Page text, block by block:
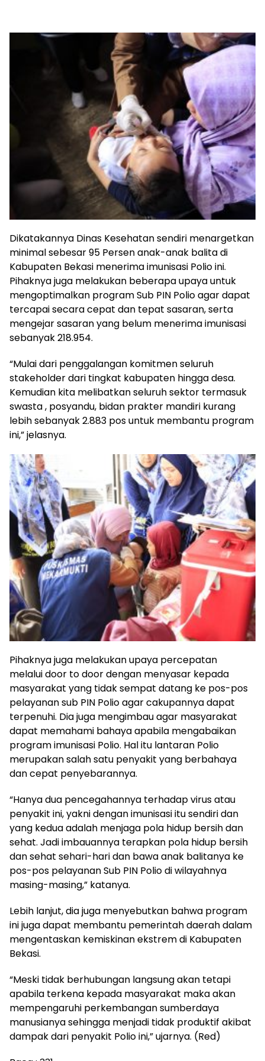
Dikatakannya Dinas Kesehatan sendiri menargetkan
minimal sebesar 95 Persen anak-anak balita di
Kabupaten Bekasi menerima imunisasi Polio ini.
Pihaknya juga melakukan beberapa upaya untuk
mengoptimalkan program Sub PIN Polio agar dapat
tercapai secara cepat dan tepat sasaran, serta
mengejar sasaran yang belum menerima imunisasi
sebanyak 218.954.
“Mulai dari penggalangan komitmen seluruh
stakeholder dari tingkat kabupaten hingga desa.
Kemudian kita melibatkan seluruh sektor termasuk
swasta , posyandu, bidan prakter mandiri kurang
lebih sebanyak 2.883 pos untuk membantu program
ini,” jelasnya.
Pihaknya juga melakukan upaya percepatan
melalui door to door dengan menyasar kepada
masyarakat yang tidak sempat datang ke pos-pos
pelayanan sub PIN Polio agar cakupannya dapat
terpenuhi. Dia juga mengimbau agar masyarakat
dapat memahami bahaya apabila mengabaikan
program imunisasi Polio. Hal itu lantaran Polio
merupakan salah satu penyakit yang berbahaya
dan cepat penyebarannya.
“Hanya dua pencegahannya terhadap virus atau
penyakit ini, yakni dengan imunisasi itu sendiri dan
yang kedua adalah menjaga pola hidup bersih dan
sehat. Jadi imbauannya terapkan pola hidup bersih
dan sehat sehari-hari dan bawa anak balitanya ke
pos-pos pelayanan Sub PIN Polio di wilayahnya
masing-masing,” katanya.
Lebih lanjut, dia juga menyebutkan bahwa program
ini juga dapat membantu pemerintah daerah dalam
mengentaskan kemiskinan ekstrem di Kabupaten
Bekasi.
“Meski tidak berhubungan langsung akan tetapi
apabila terkena kepada masyarakat maka akan
mempengaruhi perkembangan sumberdaya
manusianya sehingga menjadi tidak produktif akibat
dampak dari penyakit Polio ini,” ujarnya. (Red)